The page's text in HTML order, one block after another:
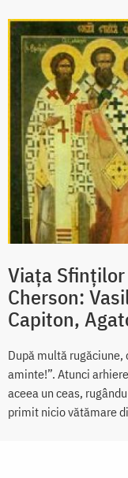
Viața
Cherson:
Capiton,
După multă rugăciune,
aminte!”. Atunci
aceea un ceas,
primit nicio vătămare